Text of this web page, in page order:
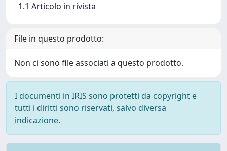
1.1 Articolo in rivista
File in questo prodotto:
Non ci sono file associati a questo prodotto.
I documenti in IRIS sono protetti da copyright e
tutti i diritti sono riservati, salvo diversa
indicazione.